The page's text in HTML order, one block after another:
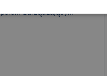
zarządzającym